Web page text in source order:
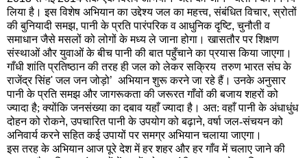
लिया है। इस विशेष अभियान का उद्देश्य जल का महत्त्व,संबंधित विचार,स्रोतों
की बुनियादी समझ,पानी के प्रति पारंपरिक व आधुनिक दृष्टि,चुनौती व
समाधान जैसे मसलों को लोगों के मध्य ले जाना होगा। खासतौर पर शिक्षण
संस्थाओं और युवाओं के बीच पानी की बात पहुँचाने का प्रयास किया जाएगा।
गाँधी शांति प्रतिष्ठान की तरह ही जल को लेकर सक्रिय तरुण भारत संघ के
राजेंद्र सिंह'जल जन जोड़ो’ अभियान शुरू करने जा रहे हैं। उनके अनुसार
पानी के प्रति समझ और जागरूकता की जरूरत गाँवों की बजाय शहरों को
ज्यादा है; क्योंकि जनसंख्या का दबाव यहाँ ज्यादा है। अत: वहाँ पानी के अंधाधुंध
दोहन को रोकने,उपचारित पानी के उपयोग को बढ़ाने,वर्षा जल-संचयन को
अनिवार्य करने सहित कई उपायों पर समग्र अभियान चलाया जाएगा।
इस तरह के अभियान आज पूरे देश में हर शहर और हर गाँव में चलाए जाने की